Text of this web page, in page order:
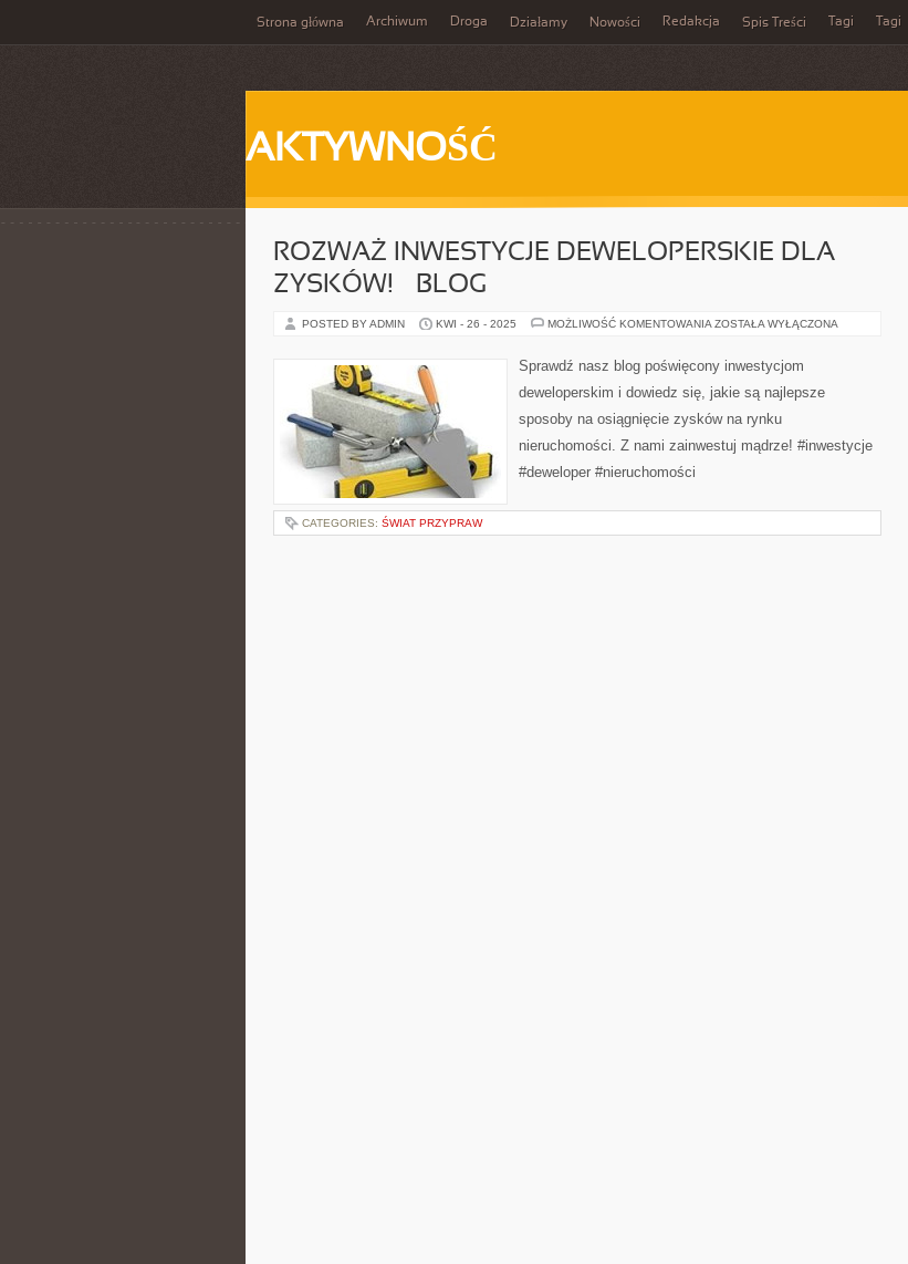
Strona główna Archiwum Droga Działamy Nowości Redakcja Spis Treści Tagi Tagi
AKTYWNOŚĆ
ROZWAŻ INWESTYCJE DEWELOPERSKIE DLA
ZYSKÓW! – BLOG
POSTED BY ADMIN KWI - 26 - 2025 MOŻLIWOŚĆ KOMENTOWANIA ROZWAŻ
DLA
ZYSKÓW!
BLOG
ZOSTAŁA WYŁĄCZONA
Sprawdź nasz blog poświęcony inwestycjom
deweloperskim i dowiedz się, jakie są najlepsze
sposoby na osiągnięcie zysków na rynku
nieruchomości. Z nami zainwestuj mądrze! #inwestycje
#deweloper #nieruchomości
CATEGORIES: ŚWIAT PRZYPRAW